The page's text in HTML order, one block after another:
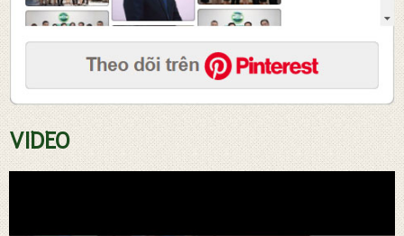
Tư vấn soạn thảo hợp đồng
VIDEO